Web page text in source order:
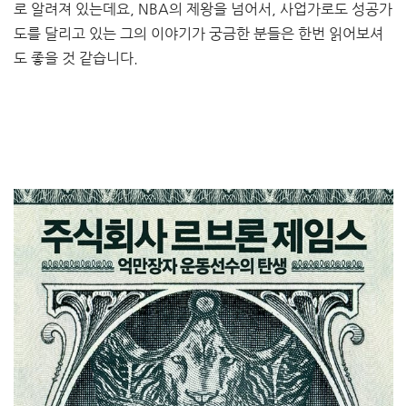
로 알려져 있는데요, NBA의 제왕을 넘어서, 사업가로도 성공가
도를 달리고 있는 그의 이야기가 궁금한 분들은 한번 읽어보셔
도 좋을 것 같습니다.